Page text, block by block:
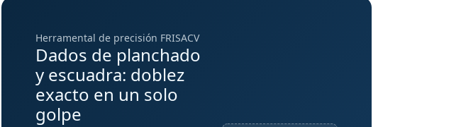
Herramental de precisión FRISACV
Dados de planchado
y escuadra: doblez
exacto en un solo
golpe